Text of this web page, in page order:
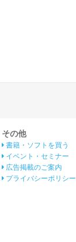
その他
書籍・ソフトを買う
イベント・セミナー
広告掲載のご案内
プライバシーポリシー